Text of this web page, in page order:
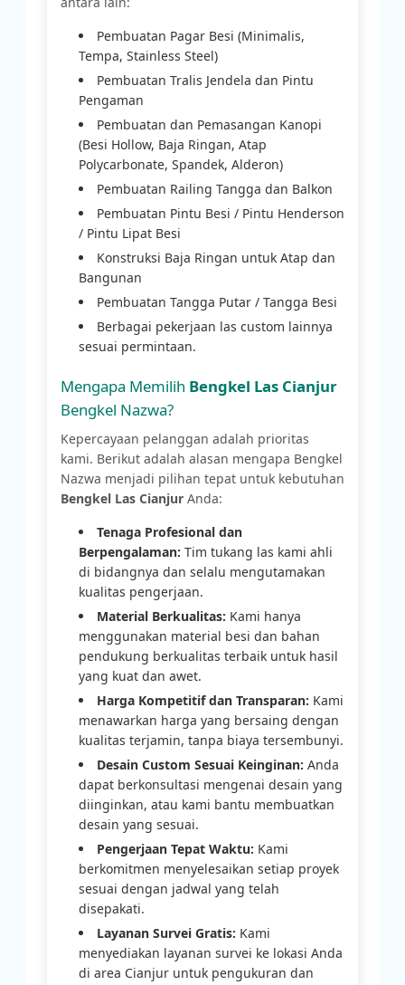
Pembuatan Pagar Besi (Minimalis,
Tempa, Stainless Steel)
Pembuatan Tralis Jendela dan Pintu
Pengaman
Pembuatan dan Pemasangan Kanopi
(Besi Hollow, Baja Ringan, Atap
Polycarbonate, Spandek, Alderon)
Pembuatan Railing Tangga dan Balkon
Pembuatan Pintu Besi / Pintu Henderson
/ Pintu Lipat Besi
Konstruksi Baja Ringan untuk Atap dan
Bangunan
Pembuatan Tangga Putar / Tangga Besi
Berbagai pekerjaan las custom lainnya
sesuai permintaan.
Mengapa Memilih Bengkel Las Cianjur
Bengkel Nazwa?
Kepercayaan pelanggan adalah prioritas
kami. Berikut adalah alasan mengapa Bengkel
Nazwa menjadi pilihan tepat untuk kebutuhan
Bengkel Las CianjurAnda:
Tenaga Profesional dan
Berpengalaman: Tim tukang las kami ahli
di bidangnya dan selalu mengutamakan
kualitas pengerjaan.
Material Berkualitas: Kami hanya
menggunakan material besi dan bahan
pendukung berkualitas terbaik untuk hasil
yang kuat dan awet.
Harga Kompetitif dan Transparan: Kami
menawarkan harga yang bersaing dengan
kualitas terjamin, tanpa biaya tersembunyi.
Desain Custom Sesuai Keinginan: Anda
dapat berkonsultasi mengenai desain yang
diinginkan, atau kami bantu membuatkan
desain yang sesuai.
Pengerjaan Tepat Waktu: Kami
berkomitmen menyelesaikan setiap proyek
sesuai dengan jadwal yang telah
disepakati.
Layanan Survei Gratis: Kami
menyediakan layanan survei ke lokasi Anda
di area Cianjur untuk pengukuran dan